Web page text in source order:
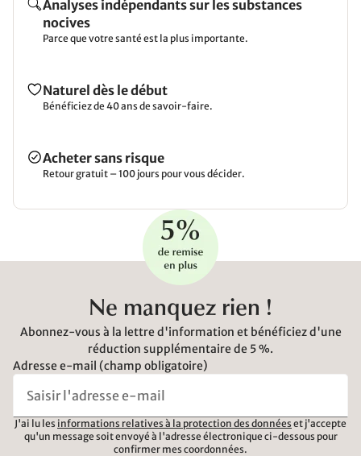
Analyses indépendants sur les substances
nocives
Parce que votre santé est la plus importante.
Naturel dès le début
Bénéficiez de 40 ans de savoir-faire.
Acheter sans risque
Retour gratuit – 100 jours pour vous décider.
Ne manquez rien !
Abonnez-vous à la lettre d'information et bénéficiez d'une
réduction supplémentaire de 5 %.
Adresse e-mail (champ obligatoire)
J'ai lu les informations relatives à la protection des données et j'accepte
qu'un message soit envoyé à l'adresse électronique ci-dessous pour
confirmer mes coordonnées.